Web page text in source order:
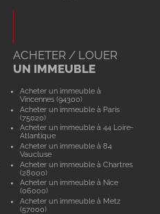
ACHETER / LOUER
UN IMMEUBLE
Acheter un immeuble à
Vincennes (94300)
Acheter un immeuble à Paris
(75020)
Acheter un immeuble à 44 Loire-
Atlantique
Acheter un immeuble à 84
Vaucluse
Acheter un immeuble à Chartres
(28000)
Acheter un immeuble à Nice
(06000)
Acheter un immeuble à Metz
(57000)